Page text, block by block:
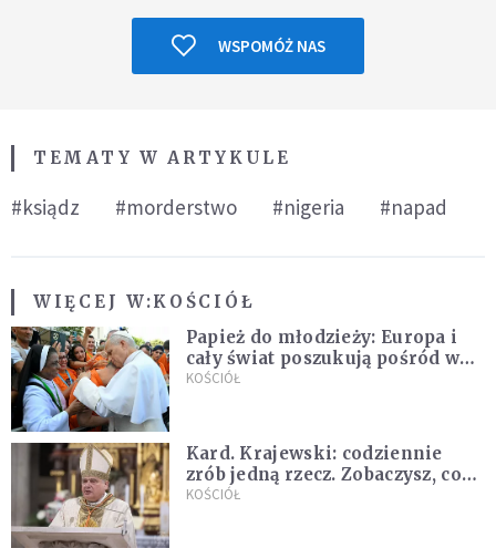
WSPOMÓŻ NAS
TEMATY W ARTYKULE
#ksiądz #morderstwo #nigeria #napad
WIĘCEJ W:KOŚCIÓŁ
Papież do młodzieży: Europa i
cały świat poszukują pośród was
nowych świętych
KOŚCIÓŁ
Kard. Krajewski: codziennie
zrób jedną rzecz. Zobaczysz, co
stanie się z twoim życiem
KOŚCIÓŁ